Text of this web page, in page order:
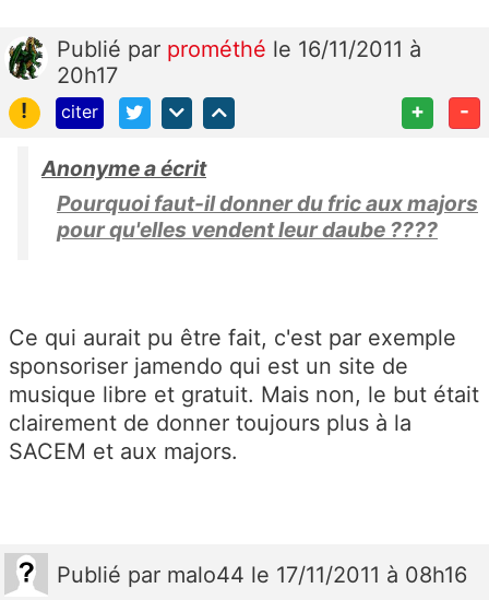
Publié par prométhé le 16/11/2011 à
20h17
!
citer + -
Anonyme a écrit
Pourquoi faut-il donner du fric aux majors
pour qu'elles vendent leur daube ????
Ce qui aurait pu être fait, c'est par exemple
sponsoriser jamendo qui est un site de
musique libre et gratuit. Mais non, le but était
clairement de donner toujours plus à la
SACEM et aux majors.
Publié par malo44 le 17/11/2011 à 08h16